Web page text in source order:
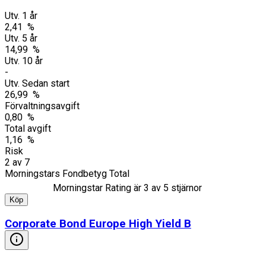
Utv. 1 år
2,41 %
Utv. 5 år
14,99 %
Utv. 10 år
-
Utv. Sedan start
26,99 %
Förvaltningsavgift
0,80 %
Total avgift
1,16 %
Risk
2 av 7
Morningstars Fondbetyg Total
Morningstar Rating är 3 av 5 stjärnor
Köp
Corporate Bond Europe High Yield B